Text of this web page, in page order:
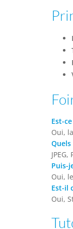
Est-
Oui,
Puis-
Oui,
Est-il
Oui,